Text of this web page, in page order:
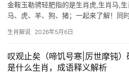
金鞍玉勒骋轻肥指的是生肖虎,生肖马,
马、虎、羊、狗、猪；一起来了解！同
一典故，常被解读为象征富贵与活力的
生肖解说 2026年5月6日
叹观止矣（啼饥号寒|厉世摩钝
是什么生肖，成语释义解析